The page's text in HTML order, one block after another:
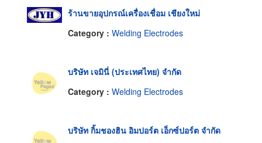
ร้านขายอุปกรณ์เครื่องเชื่อม เชียงใหม่
Category : Welding Electrodes
บริษัท เจมินี่ (ประเทศไทย) จำกัด
Category : Welding Electrodes
บริษัท กิ้มชองฮิน อิมปอร์ต เอ็กซ์ปอร์ต จำกัด